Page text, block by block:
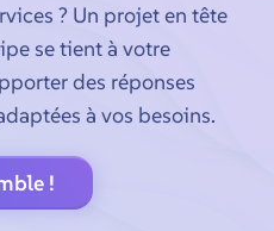
? Un projet en tête
se tient à votre
des réponses
à vos besoins.
!